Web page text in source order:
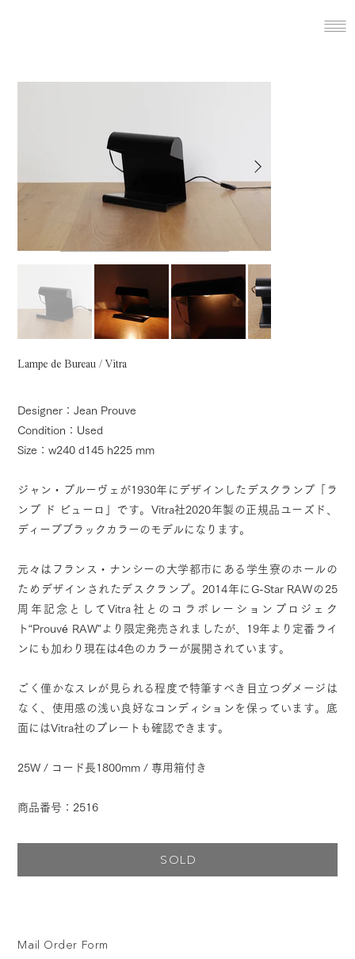
Mail Order Form
Lampe de Bureau / Vitra
Designer：Jean Prouve
Condition：Used
Size：w240 d145 h225 mm
ジャン・プルーヴェが1930年にデザインしたデスクランプ「ラ
ンプ ド ビューロ」です。Vitra社2020年製の正規品ユーズド、
ディープブラックカラーのモデルになります。
元々はフランス・ナンシーの大学都市にある学生寮のホールの
ためデザインされたデスクランプ。2014年にG-Star RAWの25
周年記念としてVitra社とのコラボレーションプロジェク
ト“Prouvé RAW”より限定発売されましたが、19年より定番ライ
ンにも加わり現在は4色のカラーが展開されています。
ごく僅かなスレが見られる程度で特筆すべき目立つダメージは
なく、使用感の浅い良好なコンディションを保っています。底
面にはVitra社のプレートも確認できます。
25W / コード長1800mm / 専用箱付き
商品番号：2516
SOLD